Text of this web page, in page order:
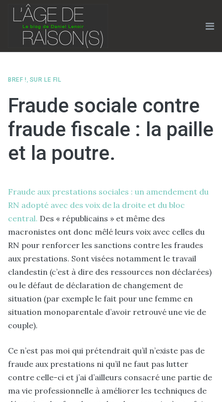
Skip
content
BREF ! , SUR LE FIL
Fraude sociale contre
fraude fiscale : la paille
et la poutre.
Fraude aux prestations sociales : un amendement du
RN adopté avec des voix de la droite et du bloc
central. Des « républicains » et même des
macronistes ont donc mêlé leurs voix avec celles du
RN pour renforcer les sanctions contre les fraudes
aux prestations. Sont visées notamment le travail
clandestin (c’est à dire des ressources non déclarées)
ou le défaut de déclaration de changement de
situation (par exemple le fait pour une femme en
situation monoparentale d’avoir retrouvé une vie de
couple).
Ce n’est pas moi qui prétendrait qu’il n’existe pas de
fraude aux prestations ni qu’il ne faut pas lutter
contre celle-ci et j’ai d’ailleurs consacré une partie de
ma vie professionnelle à améliorer les techniques de